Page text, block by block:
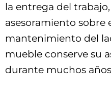
la entrega del
asesoramiento sobre
mantenimiento del
mueble conserve su
durante muchos